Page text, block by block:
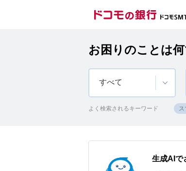
お困りのことは
すべて
よく検索されるキーワード ス
生成AIで